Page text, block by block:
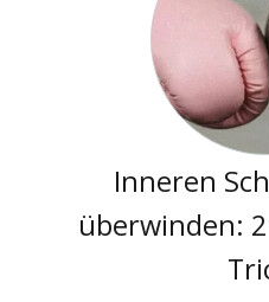
Inneren
überwinden: